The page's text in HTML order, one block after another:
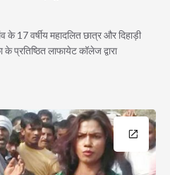
के 17 वर्षीय महादलित छात्र और दिहाड़ी
प्रतिष्ठित लाफायेट कॉलेज द्वारा